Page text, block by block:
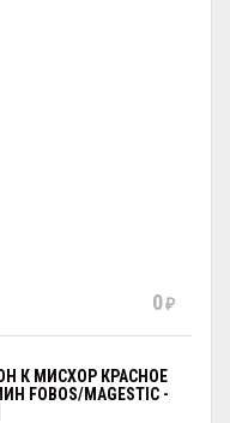
0₽
К МИСХОР КРАСНОЕ
FOBOS/MAGESTIC -